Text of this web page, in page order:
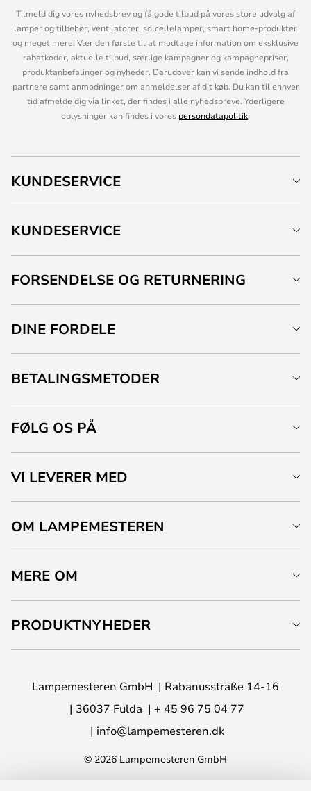
Tilmeld dig vores nyhedsbrev og få gode tilbud på vores store udvalg af
lamper og tilbehør, ventilatorer, solcellelamper, smart home-produkter
og meget mere! Vær den første til at modtage information om eksklusive
rabatkoder, aktuelle tilbud, særlige kampagner og kampagnepriser,
produktanbefalinger og nyheder. Derudover kan vi sende indhold fra
partnere samt anmodninger om anmeldelser af dit køb. Du kan til enhver
tid afmelde dig via linket, der findes i alle nyhedsbreve. Yderligere
oplysninger kan findes i vores persondatapolitik.
KUNDESERVICE
KUNDESERVICE
FORSENDELSE OG RETURNERING
DINE FORDELE
BETALINGSMETODER
FØLG OS PÅ
VI LEVERER MED
OM LAMPEMESTEREN
MERE OM
PRODUKTNYHEDER
Lampemesteren GmbH
Rabanusstraße 14-16
36037 Fulda
+ 45 96 75 04 77
info@lampemesteren.dk
© 2026 Lampemesteren GmbH